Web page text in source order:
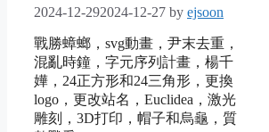
2024-12-292024-12-27 by ejsoon
戰勝蟑螂，svg動畫，尹末去重，
混亂時鐘，字元序列計畫，楊千
嬅，24正方形和24三角形，更換
logo，更改站名，Euclidea，激光
雕刻，3D打印，帽子和烏龜，質